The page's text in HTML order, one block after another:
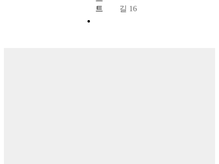
길 16